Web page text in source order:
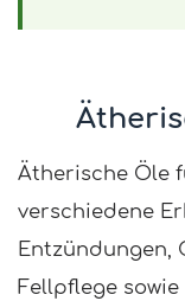
Ätherische Öle
verschiedene
Entzündungen,
Fellpflege